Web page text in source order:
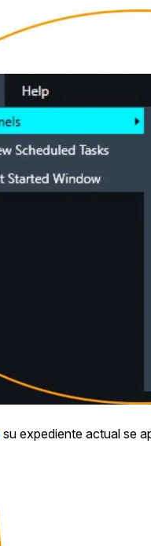
su expediente actual se